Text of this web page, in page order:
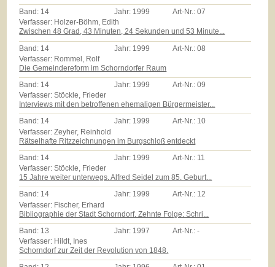
Band: 14 Jahr: 1999 Art-Nr.:07
Verfasser: Holzer-Böhm, Edith
Zwischen 48 Grad, 43 Minuten, 24 Sekunden und 53 Minute...
Band: 14 Jahr: 1999 Art-Nr.:08
Verfasser: Rommel, Rolf
Die Gemeindereform im Schorndorfer Raum
Band: 14 Jahr: 1999 Art-Nr.:09
Verfasser: Stöckle, Frieder
Interviews mit den betroffenen ehemaligen Bürgermeister...
Band: 14 Jahr: 1999 Art-Nr.: 10
Verfasser: Zeyher, Reinhold
Rätselhafte Ritzzeichnungen im Burgschloß entdeckt
Band: 14 Jahr: 1999 Art-Nr.: 11
Verfasser: Stöckle, Frieder
15 Jahre weiter unterwegs. Alfred Seidel zum 85. Geburt...
Band: 14 Jahr: 1999 Art-Nr.: 12
Verfasser: Fischer, Erhard
Bibliographie der Stadt Schorndorf. Zehnte Folge: Schri...
Band: 13 Jahr: 1997 Art-Nr.:-
Verfasser: Hildt, Ines
Schorndorf zur Zeit der Revolution von 1848.